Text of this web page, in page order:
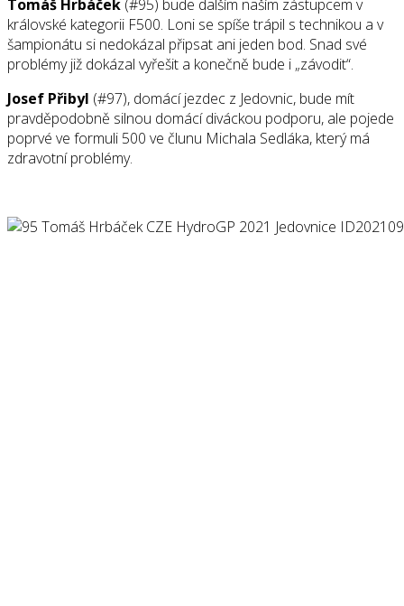
Tomáš Hrbáček (#95) bude dalším naším zástupcem v
královské kategorii F500. Loni se spíše trápil s technikou a v
šampionátu si nedokázal připsat ani jeden bod. Snad své
problémy již dokázal vyřešit a konečně bude i „závodit“.
Josef Přibyl (#97), domácí jezdec z Jedovnic, bude mít
pravděpodobně silnou domácí diváckou podporu, ale pojede
poprvé ve formuli 500 ve člunu Michala Sedláka, který má
zdravotní problémy.